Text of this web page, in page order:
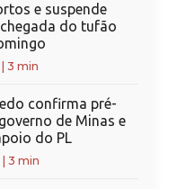
e suspende
do tufão
3 min
confirma pré-
de Minas e
do PL
3 min